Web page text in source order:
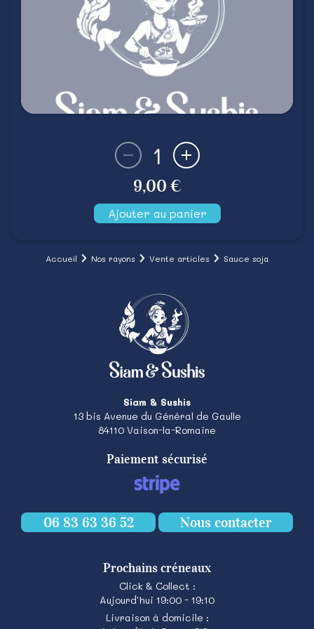
1
9,00 €
Ajouter au panier
Accueil Nos rayons Vente articles Sauce soja
Siam & Sushis
13 bis Avenue du Général de Gaulle
84110 Vaison-la-Romaine
Paiement sécurisé
06 83 63 36 52 Nous contacter
Prochains créneaux
Click & Collect :
Aujourd'hui 19:00 - 19:10
Livraison à domicile :